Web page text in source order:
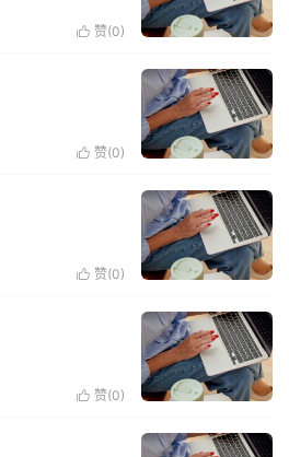
 赞(0)
 赞(0)
 赞(0)
 赞(0)